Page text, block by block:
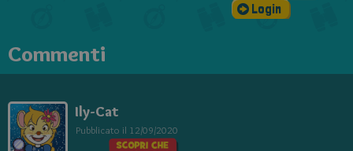
Login
Commenti
Ily-Cat
Pubblicato il 12/09/2020